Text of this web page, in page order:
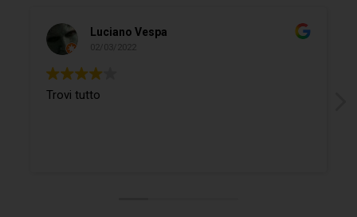
Luciano Vespa
02/03/2022
Trovi tutto